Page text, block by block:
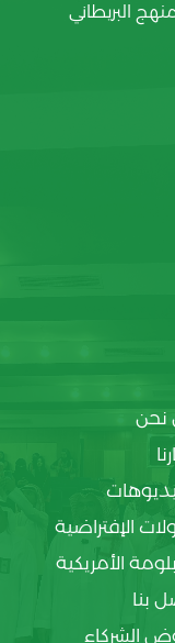
البريطاني
نحن
الإفتراضية
الأمريكية
بنا
الشركاء